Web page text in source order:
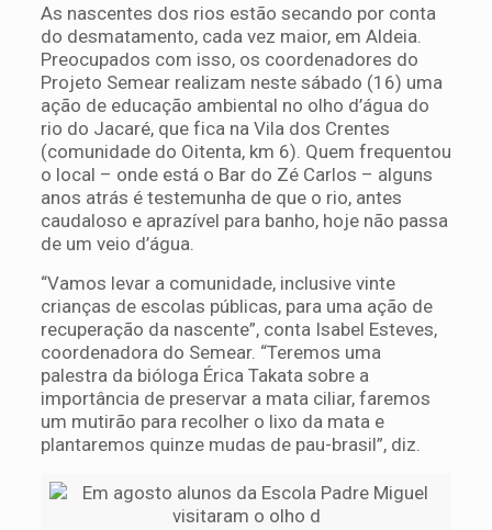
As nascentes dos rios estão secando por conta
do desmatamento, cada vez maior, em Aldeia.
Preocupados com isso, os coordenadores do
Projeto Semear realizam neste sábado (16) uma
ação de educação ambiental no olho d’água do
rio do Jacaré, que fica na Vila dos Crentes
(comunidade do Oitenta, km 6). Quem frequentou
o local – onde está o Bar do Zé Carlos – alguns
anos atrás é testemunha de que o rio, antes
caudaloso e aprazível para banho, hoje não passa
de um veio d’água.
“Vamos levar a comunidade, inclusive vinte
crianças de escolas públicas, para uma ação de
recuperação da nascente”, conta Isabel Esteves,
coordenadora do Semear. “Teremos uma
palestra da bióloga Érica Takata sobre a
importância de preservar a mata ciliar, faremos
um mutirão para recolher o lixo da mata e
plantaremos quinze mudas de pau-brasil”, diz.